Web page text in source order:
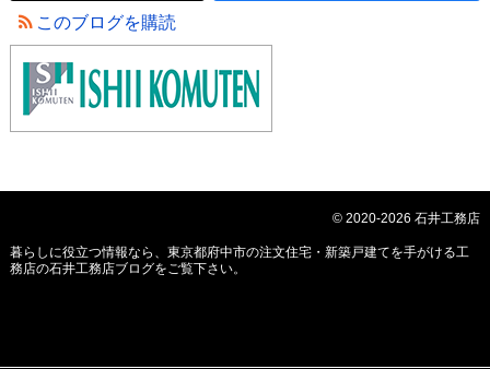
このブログを購読
© 2020-2026 石井工務店
暮らしに役立つ情報なら、 東京都府中市の注文住宅・新築戸建てを手がける工
務店の石井工務店ブログをご覧下さい。